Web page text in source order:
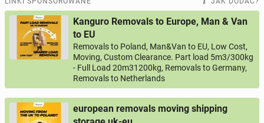
Kanguro Removals to Europe, Man & Van
to EU
Removals to Poland, Man&Van to EU, Low Cost,
Moving, Custom Clearance. Part load 5m3/300kg
- Full Load 20m31200kg, Removals to Germany,
Removals to Netherlands
european removals moving shipping